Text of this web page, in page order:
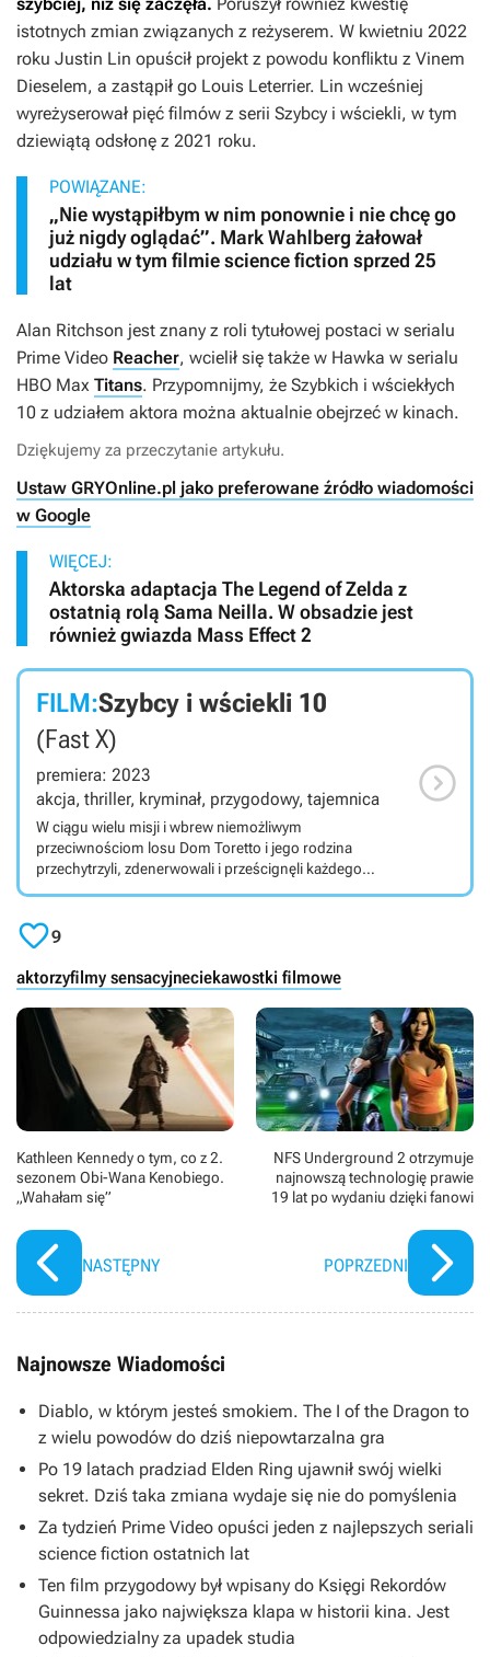
istotnych zmian związanych z reżyserem. W kwietniu 2022
roku Justin Lin opuścił projekt z powodu konfliktu z Vinem
Dieselem, a zastąpił go Louis Leterrier. Lin wcześniej
wyreżyserował pięć filmów z serii Szybcy i wściekli, w tym
dziewiątą odsłonę z 2021 roku.
POWIĄZANE:
„Nie wystąpiłbym w nim ponownie i nie chcę go
już nigdy oglądać”. Mark Wahlberg żałował
udziału w tym filmie science fiction sprzed 25
lat
Alan Ritchson jest znany z roli tytułowej postaci w serialu
Prime Video Reacher, wcielił się także w Hawka w serialu
HBO Max Titans. Przypomnijmy, że Szybkich i wściekłych
10 z udziałem aktora można aktualnie obejrzeć w kinach.
Dziękujemy za przeczytanie artykułu.
Ustaw GRYOnline.pl jako preferowane źródło wiadomości
w Google
WIĘCEJ:
Aktorska adaptacja The Legend of Zelda z
ostatnią rolą Sama Neilla. W obsadzie jest
również gwiazda Mass Effect 2
FILM:Szybcy i wściekli 10
(Fast X)
premiera: 2023
akcja, thriller, kryminał, przygodowy, tajemnica
W ciągu wielu misji i wbrew niemożliwym
przeciwnościom losu Dom Toretto i jego rodzina
przechytrzyli, zdenerwowali i prześcignęli każdego
kiedykolwiek przyszło im się zmierzyć: Przerażające
zagrożenie wyłaniające się z cieni przeszłości, które jest
napędzane krwawą zemstą, i które jest zdeterminowane,
aby rozbić tę rodzinę i zniszczyć wszystko - i wszystkich -
których Dom kocha.

9
aktorzyfilmy sensacyjneciekawostki filmowe
Kathleen Kennedy o tym, co z 2.
sezonem Obi-Wana Kenobiego.
„Wahałam się”
NASTĘPNY
NFS Underground 2 otrzymuje
najnowszą technologię prawie
19 lat po wydaniu dzięki fanowi
POPRZEDNI
Najnowsze Wiadomości
Diablo, w którym jesteś smokiem. The I of the Dragon to
z wielu powodów do dziś niepowtarzalna gra
Po 19 latach pradziad Elden Ring ujawnił swój wielki
sekret. Dziś taka zmiana wydaje się nie do pomyślenia
Za tydzień Prime Video opuści jeden z najlepszych seriali
science fiction ostatnich lat
Ten film przygodowy był wpisany do Księgi Rekordów
Guinnessa jako największa klapa w historii kina. Jest
odpowiedzialny za upadek studia